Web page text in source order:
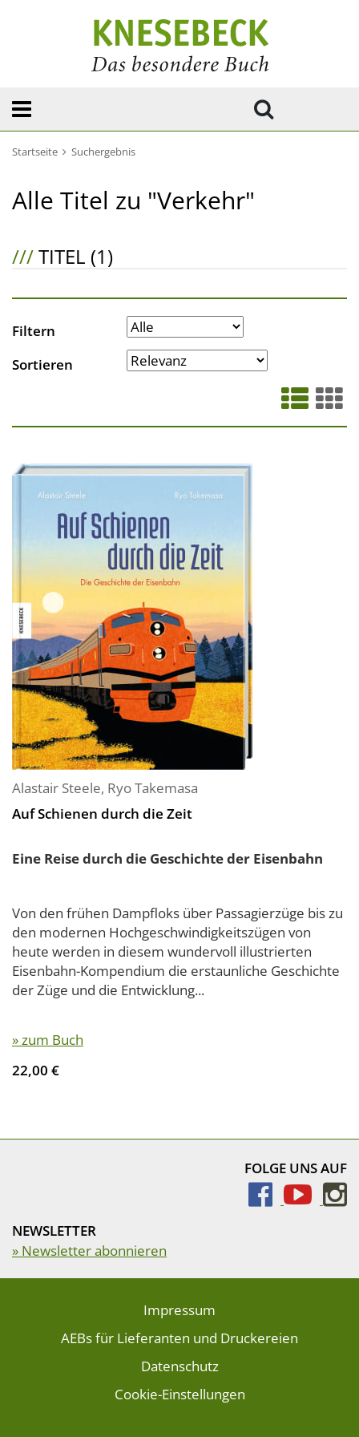
Startseite Suchergebnis
Alle Titel zu "Verkehr"
///TITEL (1)
Filtern
Sortieren
Alastair Steele, Ryo Takemasa
Auf Schienen durch die Zeit
Eine Reise durch die Geschichte der Eisenbahn
Von den frühen Dampfloks über Passagierzüge bis zu
den modernen Hochgeschwindigkeitszügen von
heute werden in diesem wundervoll illustrierten
Eisenbahn-Kompendium die erstaunliche Geschichte
der Züge und die Entwicklung...
» zum Buch
22,00 €
FOLGE UNS AUF
NEWSLETTER
» Newsletter abonnieren
Impressum
AEBs für Lieferanten und Druckereien
Datenschutz
Cookie-Einstellungen